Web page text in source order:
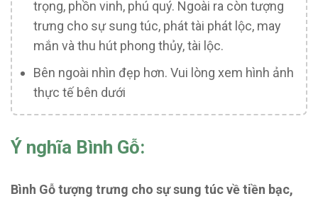
trọng, phồn vinh, phú quý. Ngoài ra còn tượng
trưng cho sự sung túc, phát tài phát lộc, may
mắn và thu hút phong thủy, tài lộc.
Bên ngoài nhìn đẹp hơn. Vui lòng xem hình ảnh
thực tế bên dưới
Ý nghĩa Bình Gỗ:
Bình Gỗ tượng trưng cho sự sung túc về tiền bạc,